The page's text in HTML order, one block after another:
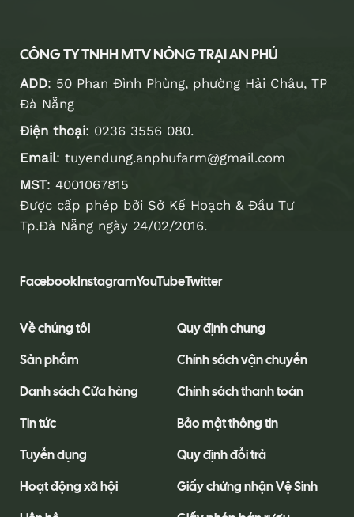
CÔNG TY TNHH MTV NÔNG TRẠI AN PHÚ
ADD: 50 Phan Đình Phùng, phường Hải Châu, TP
Đà Nẵng
Điện thoại: 0236 3556 080.
Email: tuyendung.anphufarm@gmail.com
MST: 4001067815
Được cấp phép bởi Sở Kế Hoạch & Đầu Tư
Tp.Đà Nẵng ngày 24/02/2016.
FacebookInstagramYouTubeTwitter
Về chúng tôi
Sản phẩm
Danh sách Cửa hàng
Tin tức
Tuyển dụng
Hoạt động xã hội
Quy định chung
Chính sách vận chuyển
Chính sách thanh toán
Bảo mật thông tin
Quy định đổi trả
Giấy chứng nhận Vệ Sinh